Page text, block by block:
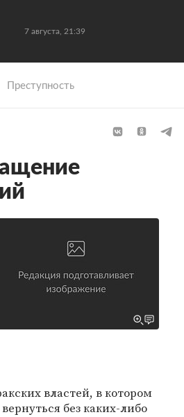
7 августа, 21:39
Преступность
властей, в котором
без каких-либо